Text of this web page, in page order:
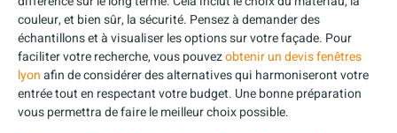
couleur, et bien sûr, la sécurité. Pensez à demander des
échantillons et à visualiser les options sur votre façade. Pour
faciliter votre recherche, vous pouvezobtenir un devis fenêtres
lyonafin de considérer des alternatives qui harmoniseront votre
entrée tout en respectant votre budget. Une bonne préparation
vous permettra de faire le meilleur choix possible.